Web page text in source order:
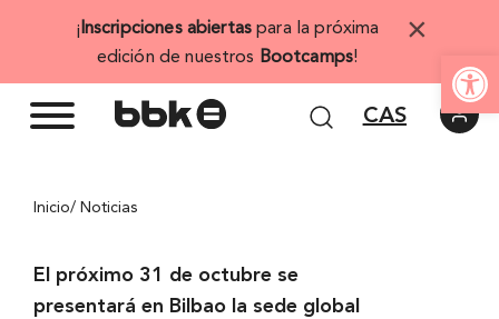
Abrir
¡ Inscripciones abiertas para la próxima
edición de nuestros Bootcamps!
×
CAS
Inicio/ Noticias
El próximo 31 de octubre se
presentará en Bilbao la sede global